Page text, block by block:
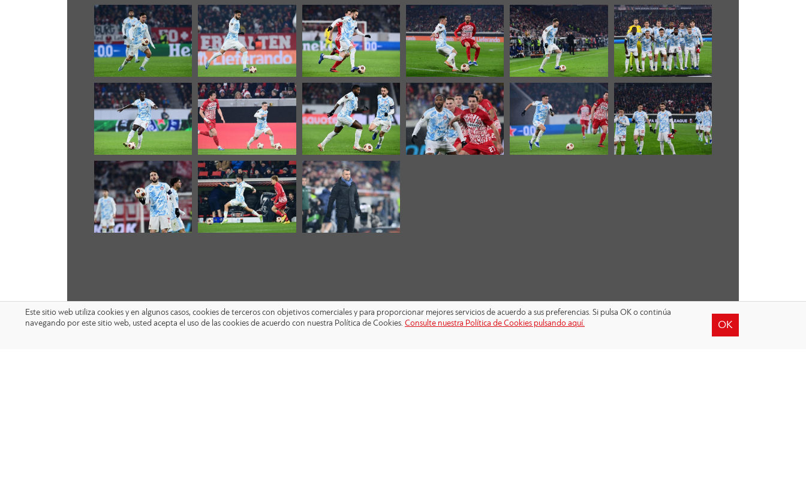
Este sitio web utiliza cookies y en algunos casos, cookies de terceros con objetivos comerciales y para proporcionar mejores servicios de acuerdo a sus preferencias. Si pulsa OK o continúa
navegando por este sitio web, usted acepta el uso de las cookies de acuerdo con nuestra Política de Cookies. Consulte nuestra Política de Cookies pulsando aquí. OK